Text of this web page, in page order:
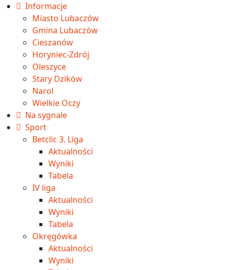
Informacje
Miasto Lubaczów
Gmina Lubaczów
Cieszanów
Horyniec-Zdrój
Oleszyce
Stary Dzików
Narol
Wielkie Oczy
Na sygnale
Sport
Betclic 3. Liga
Aktualności
Wyniki
Tabela
IV liga
Aktualności
Wyniki
Tabela
Okręgówka
Aktualności
Wyniki